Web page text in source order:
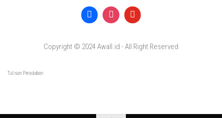
Copyright © 2024 Awall.id - All Right Reserved
Tulisan Peradaban